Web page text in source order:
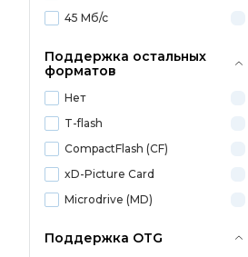
45 Мб/с
Поддержка остальных
форматов
Нет
T-flash
CompactFlash (СF)
xD-Picture Card
Microdrive (MD)
Поддержка OTG